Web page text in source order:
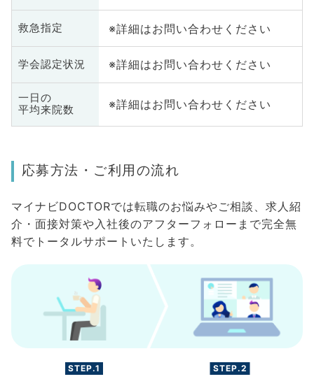
救急指定 ※詳細はお問い合わせください
学会認定状況 ※詳細はお問い合わせください
一日の
平均来院数
※詳細はお問い合わせください
応募方法・ご利用の流れ
マイナビDOCTORでは転職のお悩みやご相談、求人紹
介・面接対策や入社後のアフターフォローまで完全無
料でトータルサポートいたします。
STEP.1 STEP.2